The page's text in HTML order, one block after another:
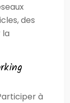
des
la
à